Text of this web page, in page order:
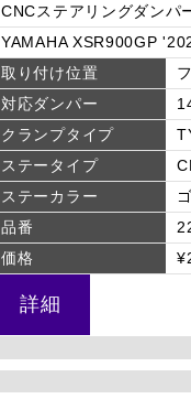
CNCステアリングダンパ
YAMAHA XSR900GP
取り付け位置
対応ダンパー
クランプタイプ
ステータイプ
ステーカラー
品番
価格
詳細